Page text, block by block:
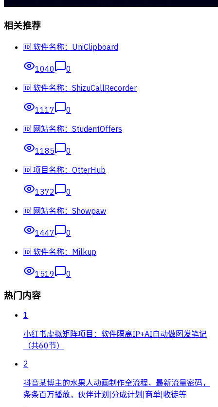
相关推荐
🆔 软件名称：UniClipboard
1040
0
🆔 软件名称：ShizuCallRecorder
1117
0
🆔 网站名称：StudentOffers
1185
0
🆔 项目名称：OtterHub
1372
0
🆔 网站名称：Showpaw
1447
0
🆔 软件名称：Milkup
1519 0
热门内容
1
小红书虚拟矩阵项目：软件隔离IP+AI自动做图发笔记
（共60节）
2
抖音某博主的水果人动画制作全流程，最新流量密码，
条条百万播放，伙伴计划|分成计划|商单|收徒等